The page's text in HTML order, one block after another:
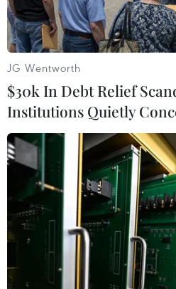
Thụy Sĩ mời hơn 160
bình Ukraine nhưng
02/05/2024 15:04
Thụy Sĩ cho biết Nga chưa
thể hiện sự cởi mở trong việc
thượng đỉnh dự kiến diễn ra
khu nghỉ dưỡng Burgenstock
JG Wentworth
$30k In Debt Relief
Institutions Quietly